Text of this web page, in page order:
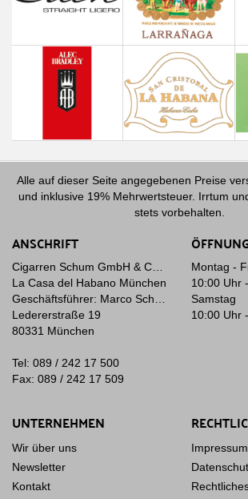
Alle auf dieser Seite angegebenen Preise
und inklusive 19% Mehrwertsteuer. Irrtum
stets vorbehalten.
ANSCHRIFT
Cigarren Schum GmbH & Co. KG
La Casa del Habano München
Geschäftsführer: Marco Schum
Ledererstraße 19
80331 München
Tel: 089 / 242 17 500
Fax: 089 / 242 17 509
Montag -
10:00 Uhr
Samstag
10:00 Uhr
UNTERNEHMEN
Wir über uns
Newsletter
Kontakt
Impressum